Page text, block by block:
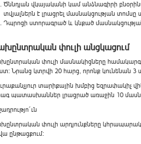
Ծննդյան վկայականի կամ անձնագիրի
տվյալներն է լրացրել մասնակցության տոմսը
Դպրոցի ստորագրած և կնքած
փուլի անցկացում
փուլի մասնակիցները
Նրանց կտրվի 20 հարց, որոնք կունենան
տարիքային խմբից եզրափակիչ
պատասխաններ լրացրած առաջին 10
փուլի արդյունքները
ընթացքում: